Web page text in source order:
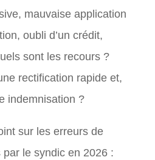
mauvaise application
oubli d’un crédit,
sont les recours ?
rectification rapide et,
indemnisation ?
sur les erreurs de
le syndic en 2026 :